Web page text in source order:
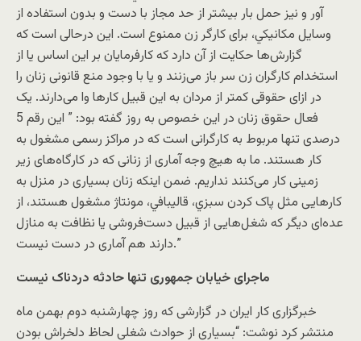
آور و نيز حمل بار بيشتر از حد مجاز با دست و بدون استفاده از
وسايل مکانيکي، برای کارگر زن ممنوع است. این درحالی است که
گزارش‌ها حکایت از آن دارد که کارفرمایان بر این اساس یا از
استخدام کارگران زن سر باز می‌زنند و یا با وجود منع قانونی زنان را
در ازای حقوقی کمتر از مردان به این قبیل کارها وا می‌دارند. یک
فعال حقوق زنان در این خصوص به روز گفته بود: ” این رقم 5
درصدی تنها مربوط به کارگرانی است که در مراکز رسمی مشغول به
کار هستند. ما به هیچ وجه آماری از زنانی که در کارگاه‌های زیر
زمینی کار می‌کنند نداریم. ضمن اینکه زنان بسیاری در منزل به
کارهایی مثل پاک کردن سبزي، قاليبافي، مونتاژ مشغول هستند، از
عده‌ای دیگر که شغل‌هایی از قبیل دست‌فروشی یا نظافت به منازل
دارند هم آماری در دست نیست.”
ماجرای خیابان جمهوری تنها حادثه‌ دردناک نیست
خبرگزاری کار ایران در گزارشی که روز چهارشنبه دوم بهمن ماه
منتشر کرد نوشت: “بسیاری از حوادث شغلی لحاظ دلخراش بودن